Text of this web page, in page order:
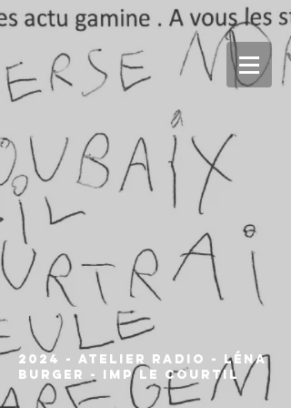
2024 - Atelier Radio - Léna
Burger - IMP Le Courtil